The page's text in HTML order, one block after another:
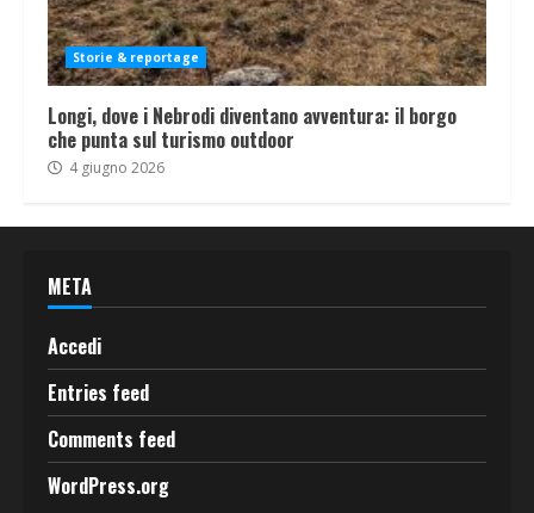
Storie & reportage
Longi, dove i Nebrodi diventano avventura: il borgo
che punta sul turismo outdoor
4 giugno 2026
META
Accedi
Entries feed
Comments feed
WordPress.org